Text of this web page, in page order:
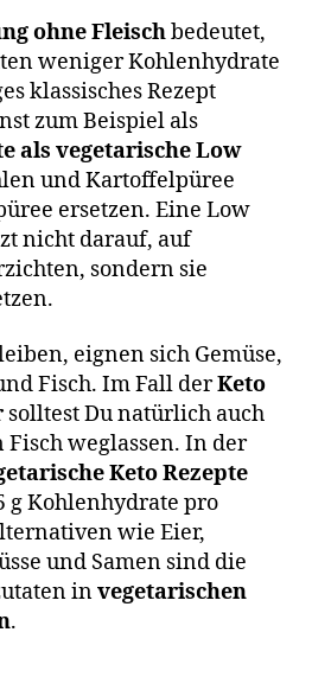
ohne Fleischbedeutet,
weniger Kohlenhydrate
klassisches Rezept
zum Beispiel als
als vegetarische Low
und Kartoffelpüree
ersetzen. Eine Low
nicht darauf, auf
sondern sie
eignen sich Gemüse,
Fisch. Im Fall derKeto
solltest Du natürlich auch
Fisch weglassen. In der
Keto Rezepte
g Kohlenhydrate pro
wie Eier,
und Samen sind die
invegetarischen
.